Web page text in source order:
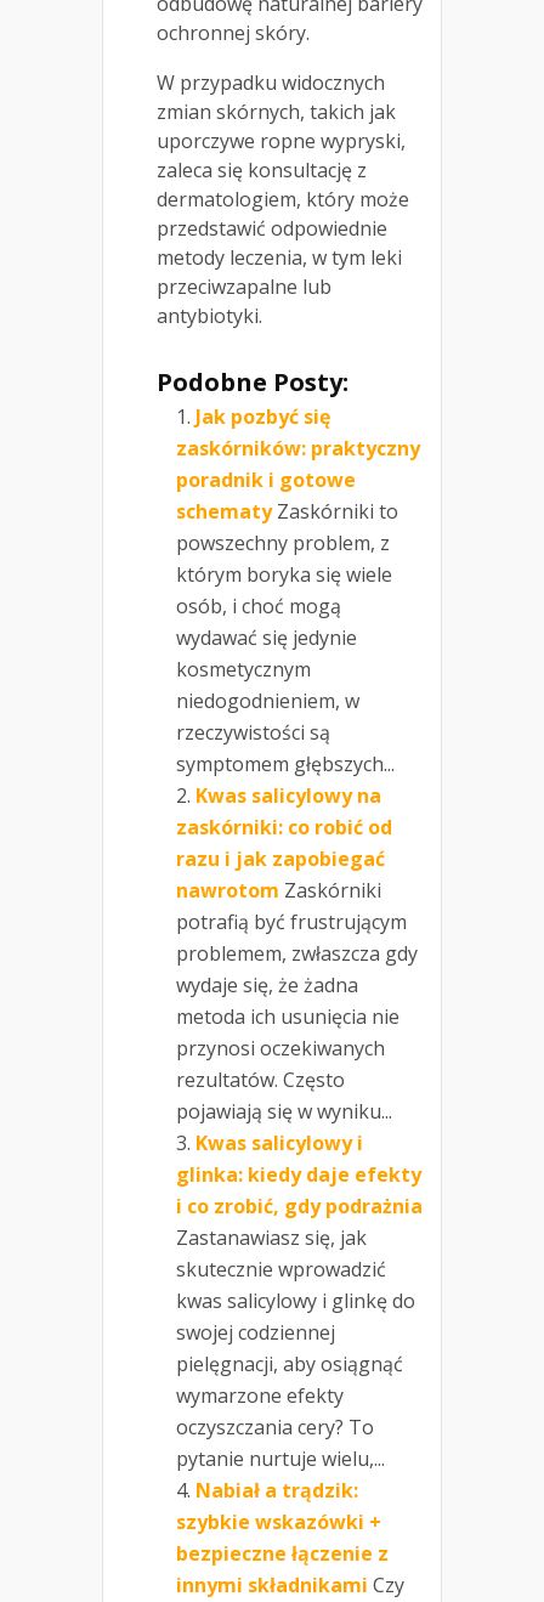
ochronnej skóry.
W przypadku widocznych
zmian skórnych, takich jak
uporczywe ropne wypryski,
zaleca się konsultację z
dermatologiem, który może
przedstawić odpowiednie
metody leczenia, w tym leki
przeciwzapalne lub
antybiotyki.
Podobne Posty:
Jak pozbyć się
zaskórników: praktyczny
poradnik i gotowe
schematy Zaskórniki to
powszechny problem, z
którym boryka się wiele
osób, i choć mogą
wydawać się jedynie
kosmetycznym
niedogodnieniem, w
rzeczywistości są
symptomem głębszych...
Kwas salicylowy na
zaskórniki: co robić od
razu i jak zapobiegać
nawrotom Zaskórniki
potrafią być frustrującym
problemem, zwłaszcza gdy
wydaje się, że żadna
metoda ich usunięcia nie
przynosi oczekiwanych
rezultatów. Często
pojawiają się w wyniku...
Kwas salicylowy i
glinka: kiedy daje efekty
i co zrobić, gdy podrażnia
Zastanawiasz się, jak
skutecznie wprowadzić
kwas salicylowy i glinkę do
swojej codziennej
pielęgnacji, aby osiągnąć
wymarzone efekty
oczyszczania cery? To
pytanie nurtuje wielu,...
Nabiał a trądzik:
szybkie wskazówki +
bezpieczne łączenie z
innymi składnikami Czy